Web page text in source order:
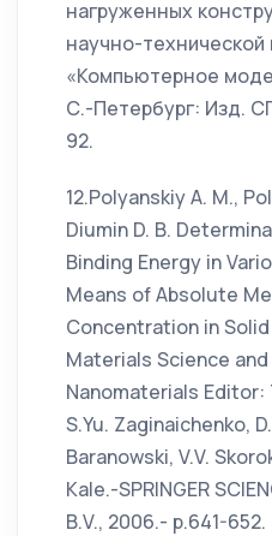
нагруженных
научно-
«Компьютерное
С.-Петербург: Изд.
92.
12.Polyanskiy A. M.,
Diumin D. B.
Binding Energy in
Means of Absolute
Concentration in
Materials Science
Nanomaterials Editor:
S.Yu. Zaginaichenko,
Baranowski, V.V.
Kale.-SPRINGER
B.V., 2006.- p.641-652.